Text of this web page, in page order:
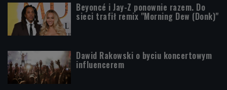
Beyoncé i Jay-Z ponownie razem. Do
sieci trafił remix "Morning Dew (Donk)"
Dawid Rakowski o byciu koncertowym
influencerem